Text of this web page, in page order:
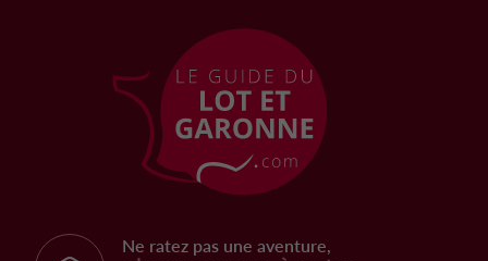
Ne ratez pas une aventure,